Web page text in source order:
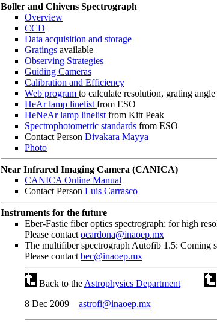
Boller and Chivens Spectrograph
Overview
CCD
Data acquisition and storage
Gratings available
Observing Strategies
Guiding Cameras
Calibration and Efficiency
Web program to calculate resolution, grating angle
HeAr lamp linelist from ESO
HeNeAr lamp linelist from Kitt Peak
Spectrophotometric standards from ESO
Contact Person Divakara Mayya
Photo
Near Infrared Imaging Camera (CANICA)
CANICA Online Manual
Contact Person Luis Carrasco
Instruments for the future
Eber-Fastie fiber optics spectrograph: for high
Please contact ocardona@inaoep.mx
The multifiber spectrograph Autofib 1.5: Coming
Please contact bec@inaoep.mx
Back to the Astrophysics Department
8 Dec 2009 astrofi@inaoep.mx